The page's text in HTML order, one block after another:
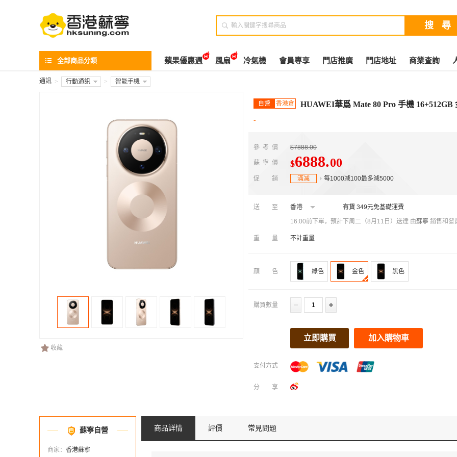

全部商品分類 蘋果優惠週 風扇 冷氣機 會員專享 門店推廣 門店地址 商業查詢
通訊 > 行動通訊 > 智能手機
收藏
自營 香港倉 HUAWEI華爲 Mate 80 Pro 手機 16+512GB
-
參考價 $7888.00
蘇寧價 $6888.00
促銷 滿减 每1000减100最多減5000
送至 香港 有貨 349元免基礎運費
16:00前下單，預計下周二（8月11日）送達 由蘇寧 銷售和發
重量 不計重量
顔色 綠色 金色 黑色
購買數量
立即購買 加入購物車
支付方式
分享
蘇寧自營
商家： 香港蘇寧
商品詳情 評價 常見問題